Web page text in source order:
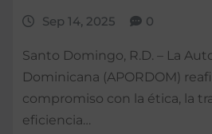
Sep 14, 2025 0
Santo Domingo, R.D. – La
Dominicana (APORDOM)
compromiso con la ética, la
eficiencia…